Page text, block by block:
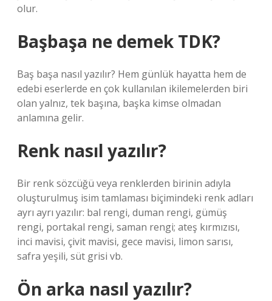
olur.
Başbaşa ne demek TDK?
Baş başa nasıl yazılır? Hem günlük hayatta hem de
edebi eserlerde en çok kullanılan ikilemelerden biri
olan yalnız, tek başına, başka kimse olmadan
anlamına gelir.
Renk nasıl yazılır?
Bir renk sözcüğü veya renklerden birinin adıyla
oluşturulmuş isim tamlaması biçimindeki renk adları
ayrı ayrı yazılır: bal rengi, duman rengi, gümüş
rengi, portakal rengi, saman rengi; ateş kırmızısı,
inci mavisi, çivit mavisi, gece mavisi, limon sarısı,
safra yeşili, süt grisi vb.
Ön arka nasıl yazılır?